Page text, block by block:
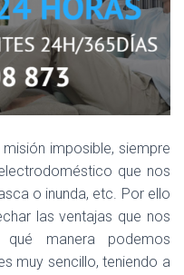
imposible, siempre
que nos
o inunda, etc. Por ello
las ventajas que nos
manera podemos
muy sencillo, teniendo a